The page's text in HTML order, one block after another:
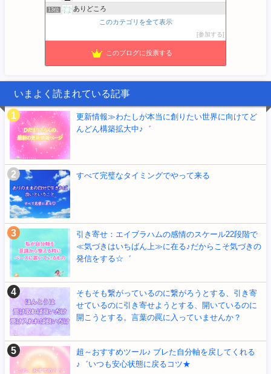
13位 ありどころ
宇宙の法則 エイブラハムのひと言解説
このカテゴリを全て表示
参加する
このブログに投票する
いまよく読まれている記事
更新情報≫わたしが本当に創りたい世界に向けてど
んどん構築拡大中♪゛
すべて完璧なタイミングでやって来る
引き寄せ：エイブラハムの感情のスケール22段階で
≪気づきはいちばん上≫に在る♪だからこそ気づきの
発信をする☆゛
そもそも繋がっているのに繋がろうとする、引き寄
せているのに引き寄せようとする、開いているのに
開こうとする。言葉の罠に入っていませんか？
超～おすすめツール♪ ブレた自分軸を戻してくれる
♪゛いつも安心状態に戻るコツ★